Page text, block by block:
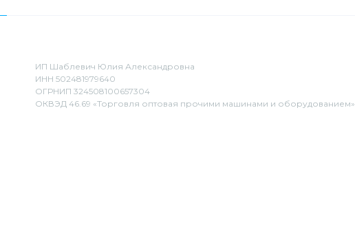
ИП Шаблевич Юлия Александровна
ИНН 502481979640
ОГРНИП 324508100657304
ОКВЭД 46.69 «Торговля оптовая прочими машинами и оборудованием»